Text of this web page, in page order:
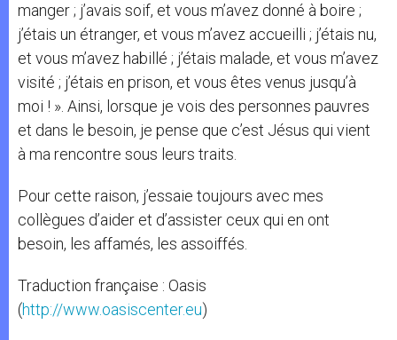
manger ; j’avais soif, et vous m’avez donné à boire ;
j’étais un étranger, et vous m’avez accueilli ; j’étais nu,
et vous m’avez habillé ; j’étais malade, et vous m’avez
visité ; j’étais en prison, et vous êtes venus jusqu’à
moi ! ». Ainsi, lorsque je vois des personnes pauvres
et dans le besoin, je pense que c’est Jésus qui vient
à ma rencontre sous leurs traits.
Pour cette raison, j’essaie toujours avec mes
collègues d’aider et d’assister ceux qui en ont
besoin, les affamés, les assoiffés.
Traduction française : Oasis
(http://www.oasiscenter.eu)